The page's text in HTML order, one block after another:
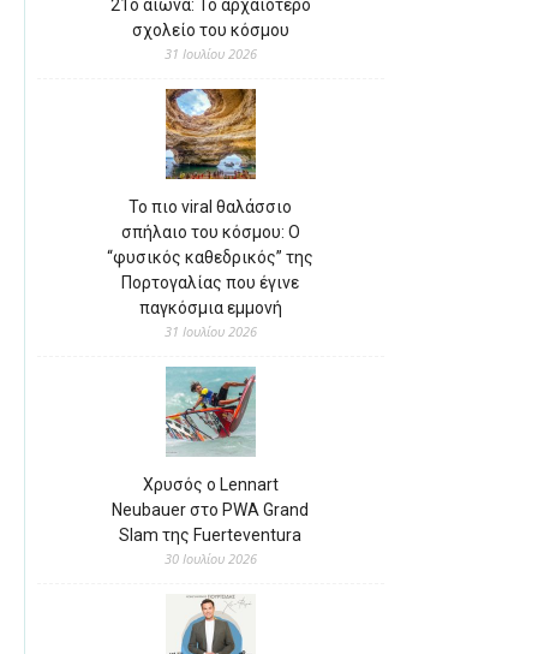
21ο αιώνα: Το αρχαιότερο
σχολείο του κόσμου
31 Ιουλίου 2026
Το πιο viral θαλάσσιο
σπήλαιο του κόσμου: Ο
“φυσικός καθεδρικός” της
Πορτογαλίας που έγινε
παγκόσμια εμμονή
31 Ιουλίου 2026
Χρυσός ο Lennart
Neubauer στο PWA Grand
Slam της Fuerteventura
30 Ιουλίου 2026